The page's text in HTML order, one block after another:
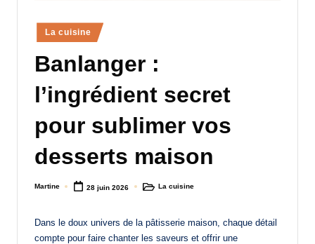
Posted
in
La cuisine
Banlanger :
l’ingrédient secret
pour sublimer vos
desserts maison
Posted
Martine 28 juin 2026
PostedLa cuisine
Dans le doux univers de la pâtisserie maison, chaque détail
compte pour faire chanter les saveurs et offrir une